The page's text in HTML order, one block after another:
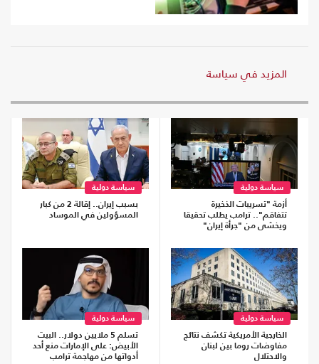
المزيد في سياسة
سياسة دولية
أزمة "تسريبات الذخيرة
تتفاقم".. ترامب يطلب تحقيقا
ويخشى من "جرأة إيران"
سياسة دولية
بسبب إيران.. إقالة 2 من كبار
المسؤولين في الموساد
سياسة دولية
الخارجية الأمريكية تكشف نتائج
مفاوضات روما بين لبنان
والاحتلال
سياسة دولية
تسلم 5 ملايين دولار.. البيت
الأبيض: على الإمارات منع أحد
أدواتها من مهاجمة ترامب